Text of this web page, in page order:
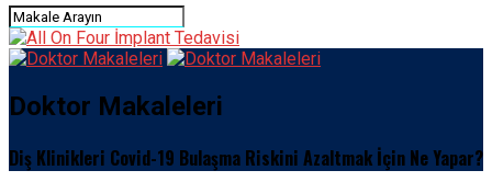
Doktor Makaleleri
Diş Klinikleri Covid-19 Bulaşma Riskini Azaltmak İçin Ne Yapar?